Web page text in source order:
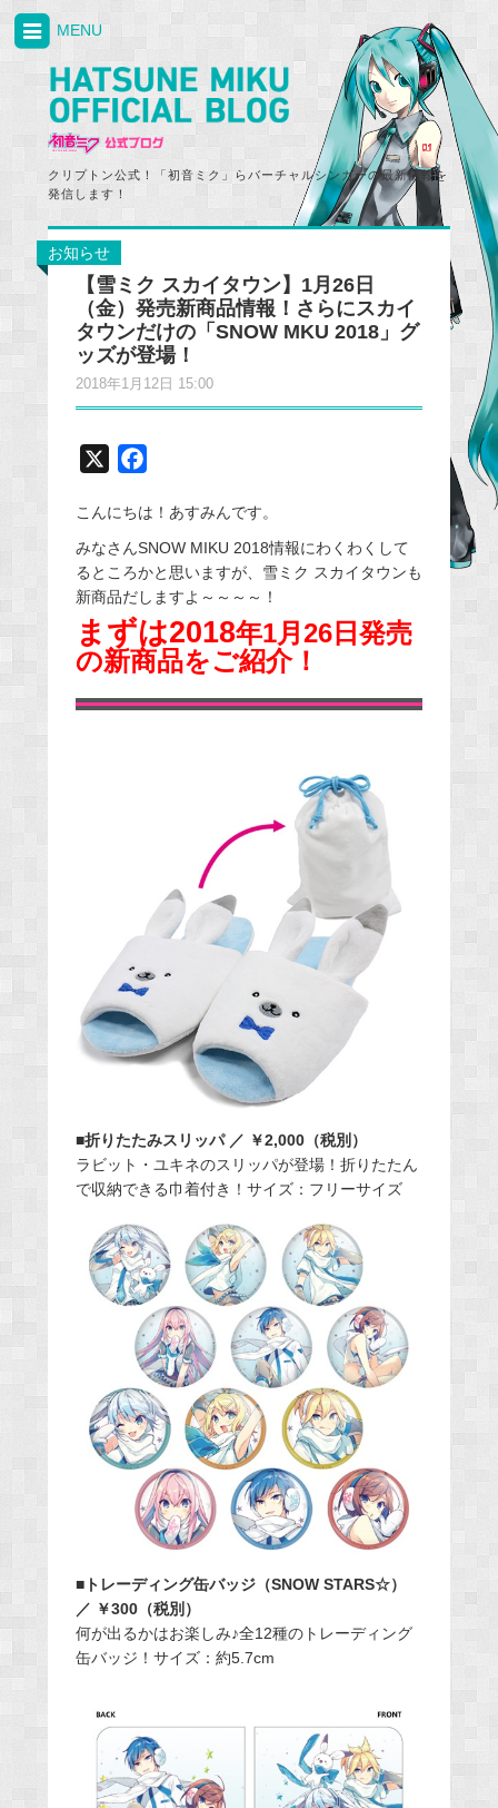
クリプトン公式！「初音ミク」らバーチャルシンガーの最新情報を
発信します！
MENU
お知らせ
【雪ミク スカイタウン】1月26日
（金）発売新商品情報！さらにスカイ
タウンだけの「SNOW MKU 2018」グ
ッズが登場！
2018年1月12日 15:00
c
e
b
o
o
k
こんにちは！あすみんです。
みなさんSNOW MIKU 2018情報にわくわくして
るところかと思いますが、雪ミク スカイタウンも
新商品だしますよ～～～～！
まずは2018年1月26日発売
の新商品をご紹介！
■折りたたみスリッパ ／ ￥2,000（税別）
ラビット・ユキネのスリッパが登場！折りたたん
で収納できる巾着付き！サイズ：フリーサイズ
■トレーディング缶バッジ（SNOW STARS☆）
／ ￥300（税別）
何が出るかはお楽しみ♪全12種のトレーディング
缶バッジ！サイズ：約5.7cm